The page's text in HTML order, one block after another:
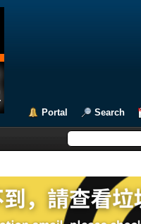
Portal Search